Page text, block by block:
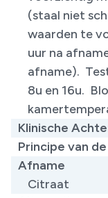
(staal niet
waarden te
uur na
afname)​.
8u en 16u.
Klinische
Principe van
Afname
Citraat